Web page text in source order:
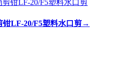
LF-20/F5塑料水口剪→